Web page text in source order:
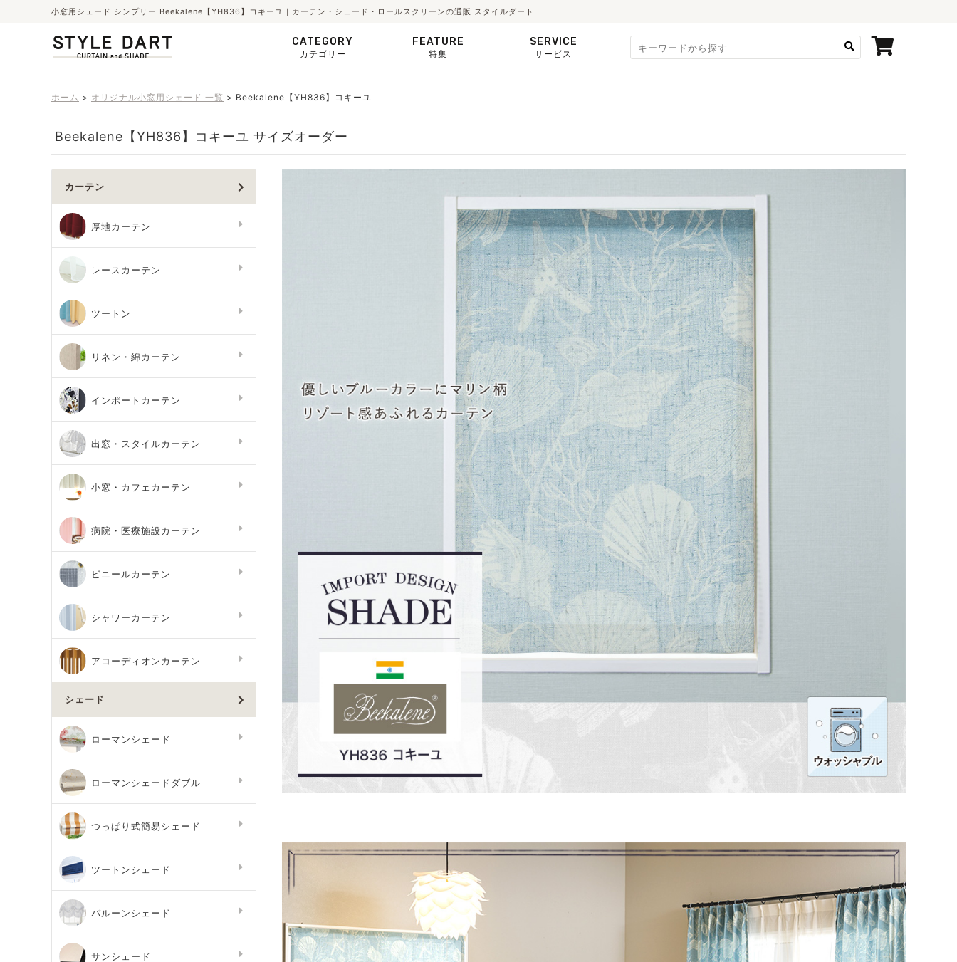
小窓用シェード シンプリー Beekalene【YH836】コキーユ｜カーテン・シェード・ロールスクリーンの通販 スタイルダート
CATEGORY
カテゴリー
FEATURE
特集
SERVICE
サービス
ホーム オリジナル小窓用シェード 一覧 Beekalene【YH836】コキーユ
Beekalene【YH836】コキーユ サイズオーダー
カーテン
厚地カーテン
レースカーテン
ツートン
リネン・綿カーテン
インポートカーテン
出窓・スタイルカーテン
小窓・カフェカーテン
病院・医療施設カーテン
ビニールカーテン
シャワーカーテン
アコーディオンカーテン
シェード
ローマンシェード
ローマンシェードダブル
つっぱり式簡易シェード
ツートンシェード
バルーンシェード
サンシェード